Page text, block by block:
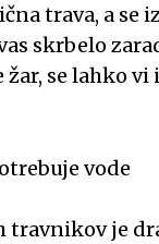
trava, a
skrbelo
se lahko
vode
travnikov je